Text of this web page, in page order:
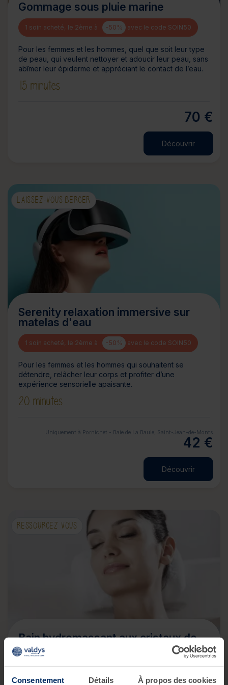
Consentement Détails À propos des cookies
Gommage sous pluie marine
1 soin acheté, le 2ème à -50% avec le code SOIN50
Pour les femmes et les hommes, quel que soit leur type
de peau, qui veulent nettoyer et adoucir leur peau, sans
abîmer leur épiderme et appréciant le contact de l’eau.
15 minutes
70 €
Découvrir
LAISSEZ-VOUS BERCER
Serenity relaxation immersive sur
matelas d'eau
1 soin acheté, le 2ème à -50% avec le code SOIN50
Pour les femmes et les hommes qui souhaitent se
détendre, relâcher leur corps et profiter d’une
expérience sensorielle apaisante.
20 minutes
Uniquement à Pornichet - Baie de La Baule, Saint-Jean-de-Monts
42 €
Découvrir
RESSOURCEZ VOUS
Bain hydromassant aux cristaux de
mer ou gelée d'algues
1 soin acheté, le 2ème à -50% avec le code SOIN50